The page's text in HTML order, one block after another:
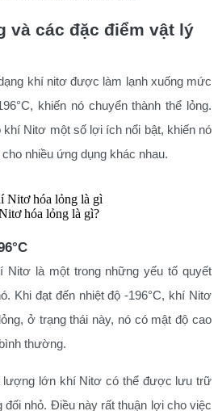
và các đặc điểm vật lý
khí nitơ được làm lạnh xuống mức
khiến nó chuyển thành thể lỏng.
Nitơ một số lợi ích nổi bật, khiến nó
nhiều ứng dụng khác nhau.
hóa lỏng là gì?
Nitơ là một trong những yếu tố quyết
Khi đạt đến nhiệt độ -196°C, khí Nitơ
ở trạng thái này, nó có mật độ cao
thường.
lượng lớn khí Nitơ có thể được lưu trữ
nhỏ. Điều này rất thuận lợi cho việc